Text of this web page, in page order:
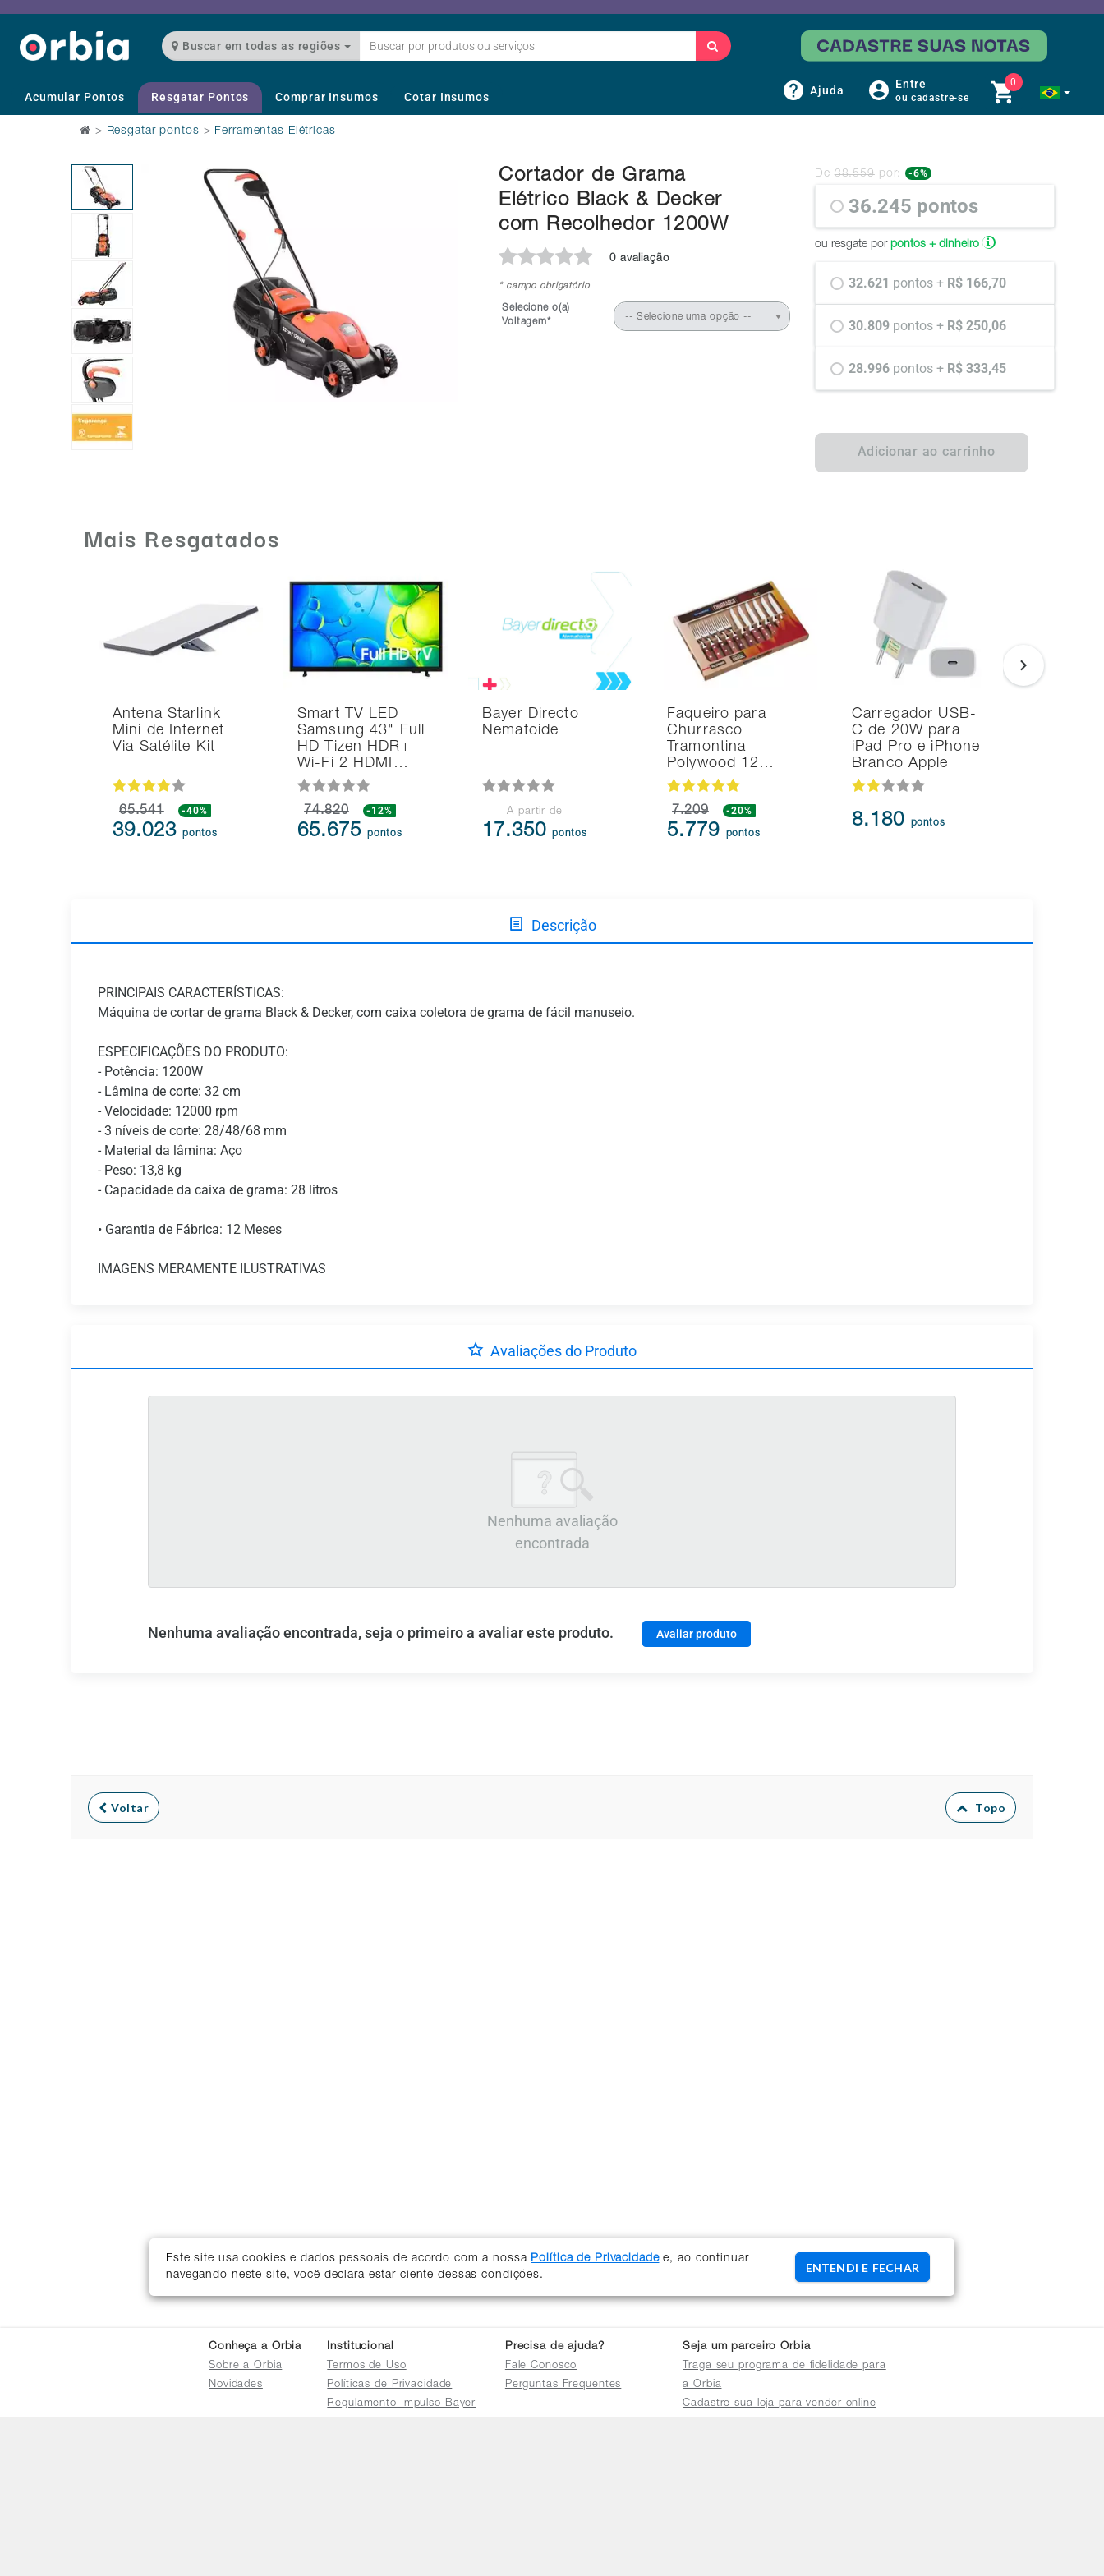
Buscar em todas as regiões
Acumular Pontos Resgatar Pontos Comprar Insumos Cotar Insumos Ajuda Entre
ou cadastre-se
0
Este site usa cookies e dados pessoais de acordo com a nossa Política de Privacidadee, ao continuar
navegando neste site, você declara estar ciente dessas condições.
ENTENDI E FECHAR
> Resgatar pontos > Ferramentas Elétricas
Cortador de Grama
Elétrico Black & Decker
com Recolhedor 1200W
0 avaliação
* campo obrigatório
Selecione o(a)
Voltagem*
-- Selecione uma opção --
De 38.559por: -6%
36.245 pontos
ou resgate por pontos + dinheiro
32.621 pontos + R$ 166,70
30.809 pontos + R$ 250,06
28.996 pontos + R$ 333,45
Adicionar ao carrinho
Mais Resgatados
Antena Starlink
Mini de Internet
Via Satélite Kit
65.541 -40%
39.023pontos
Smart TV LED
Samsung 43" Full
HD Tizen HDR+
Wi-Fi 2 HDMI…
74.820 -12%
65.675pontos
Bayer Directo
Nematoide
A partir de
17.350pontos
Faqueiro para
Churrasco
Tramontina
Polywood 12…
7.209 -20%
5.779 pontos
Carregador USB-
C de 20W para
iPad Pro e iPhone
Branco Apple
8.180 pontos
Descrição
PRINCIPAIS CARACTERÍSTICAS:
Máquina de cortar de grama Black & Decker, com caixa coletora de grama de fácil manuseio.
ESPECIFICAÇÕES DO PRODUTO:
- Potência: 1200W
- Lâmina de corte: 32 cm
- Velocidade: 12000 rpm
- 3 níveis de corte: 28/48/68 mm
- Material da lâmina: Aço
- Peso: 13,8 kg
- Capacidade da caixa de grama: 28 litros
• Garantia de Fábrica: 12 Meses
IMAGENS MERAMENTE ILUSTRATIVAS
Avaliações do Produto
Nenhuma avaliação
encontrada
Nenhuma avaliação encontrada, seja o primeiro a avaliar este produto. Avaliar produto
Voltar Topo
Conheça a Orbia
Sobre a Orbia
Novidades
Institucional
Termos de Uso
Políticas de Privacidade
Regulamento Impulso Bayer
Precisa de ajuda?
Fale Conosco
Perguntas Frequentes
Seja um parceiro Orbia
Traga seu programa de fidelidade para
a Orbia
Cadastre sua loja para vender online